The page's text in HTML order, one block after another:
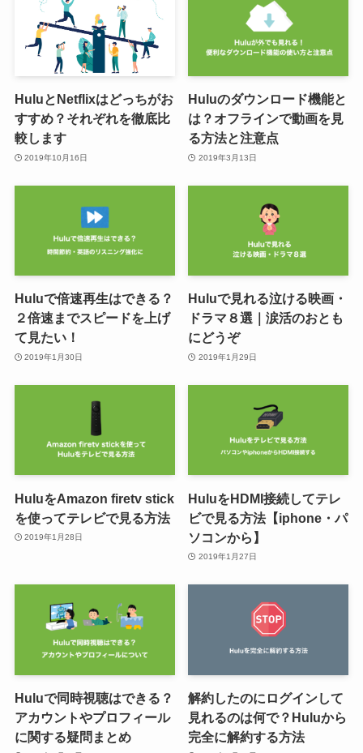
HuluとNetflixはどっちがお
すすめ？それぞれを徹底比
較します
2019年10月16日
Huluのダウンロード機能と
は？オフラインで動画を見
る方法と注意点
2019年3月13日
Huluで倍速再生はできる？
２倍速までスピードを上げ
て見たい！
2019年1月30日
Huluで見れる泣ける映画・
ドラマ８選｜涙活のおとも
にどうぞ
2019年1月29日
HuluをAmazon firetv stick
を使ってテレビで見る方法
2019年1月28日
HuluをHDMI接続してテレ
ビで見る方法【iphone・パ
ソコンから】
2019年1月27日
Huluで同時視聴はできる？
アカウントやプロフィール
に関する疑問まとめ
解約したのにログインして
見れるのは何で？Huluから
完全に解約する方法